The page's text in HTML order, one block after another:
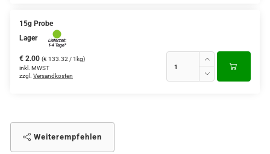
15g Probe
Lager
€ 2.00 (€ 133.32 / 1kg)
inkl. MWST
zzgl. Versandkosten
Weiterempfehlen